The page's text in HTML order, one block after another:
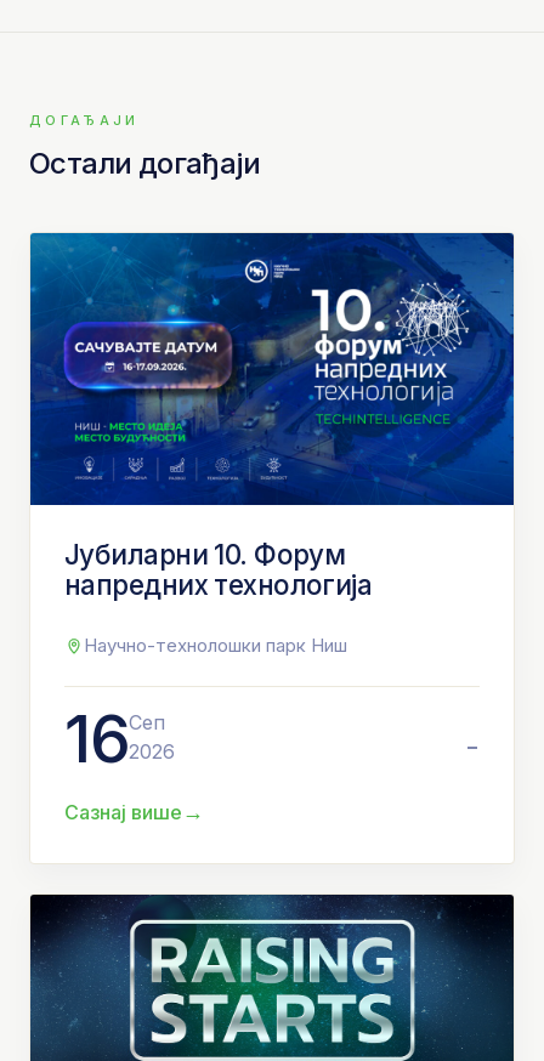
ДОГАЂАЈИ
Остали догађаји
Јубиларни 10. Форум
напредних технологија
Научно-технолошки парк Ниш
16Сеп
2026
-
Сазнај више →